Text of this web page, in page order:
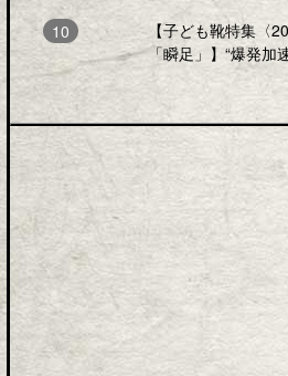
【子ども靴特集〈
「瞬足」】“爆発加